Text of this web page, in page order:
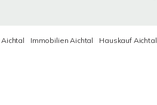
Immobilien Aichtal Hauskauf Aichtal